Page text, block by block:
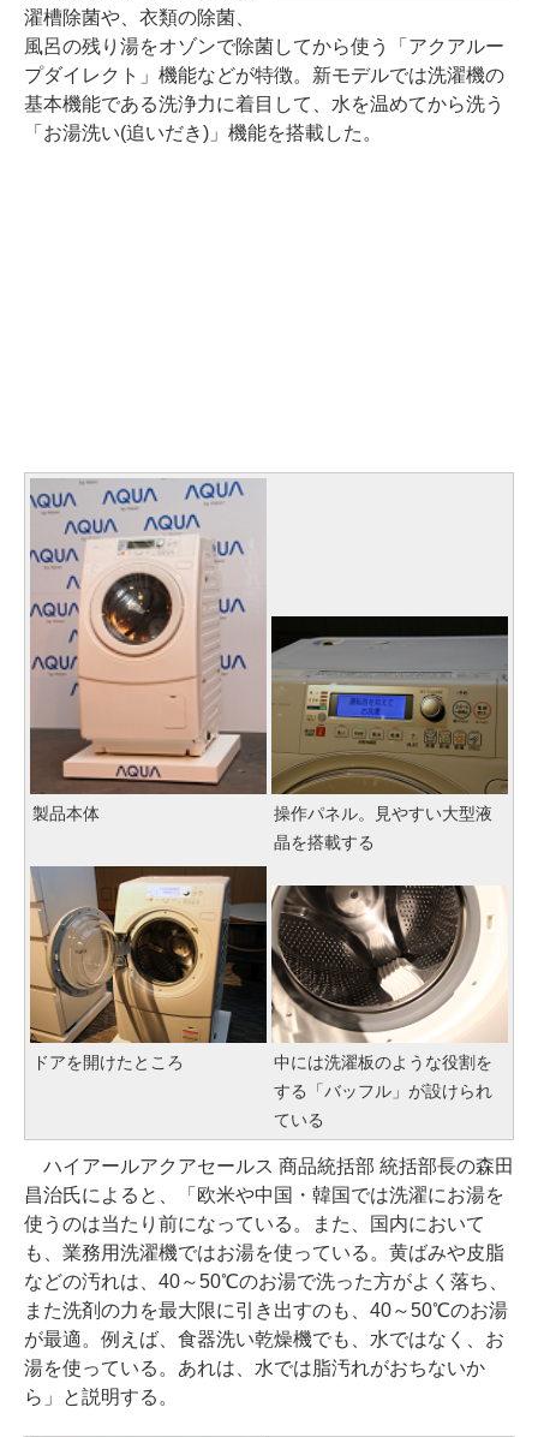
濯槽除菌や、衣類の除菌、
風呂の残り湯をオゾンで除菌してから使う「アクアルー
プダイレクト」機能などが特徴。新モデルでは洗濯機の
基本機能である洗浄力に着目して、水を温めてから洗う
「お湯洗い(追いだき)」機能を搭載した。
製品本体
操作パネル。見やすい大型液
晶を搭載する
ドアを開けたところ
中には洗濯板のような役割を
する「バッフル」が設けられ
ている
ハイアールアクアセールス 商品統括部 統括部長の森田
昌治氏によると、「欧米や中国・韓国では洗濯にお湯を
使うのは当たり前になっている。また、国内において
も、業務用洗濯機ではお湯を使っている。黄ばみや皮脂
などの汚れは、40～50℃のお湯で洗った方がよく落ち、
また洗剤の力を最大限に引き出すのも、40～50℃のお湯
が最適。例えば、食器洗い乾燥機でも、水ではなく、お
湯を使っている。あれは、水では脂汚れがおちないか
ら」と説明する。